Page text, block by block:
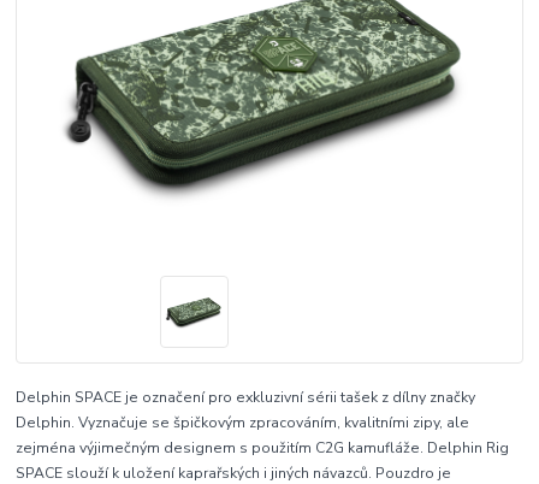
Delphin SPACE je označení pro exkluzivní sérii tašek z dílny značky
Delphin. Vyznačuje se špičkovým zpracováním, kvalitními zipy, ale
zejména výjimečným designem s použitím C2G kamufláže. Delphin Rig
SPACE slouží k uložení kaprařských i jiných návazců. Pouzdro je